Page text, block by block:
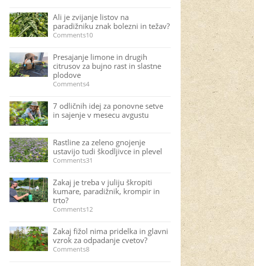
Ali je zvijanje listov na
paradižniku znak bolezni in težav?
Comments10
Presajanje limone in drugih
citrusov za bujno rast in slastne
plodove
Comments4
7 odličnih idej za ponovne setve
in sajenje v mesecu avgustu
Rastline za zeleno gnojenje
ustavijo tudi škodljivce in plevel
Comments31
Zakaj je treba v juliju škropiti
kumare, paradižnik, krompir in
trto?
Comments12
Zakaj fižol nima pridelka in glavni
vzrok za odpadanje cvetov?
Comments8